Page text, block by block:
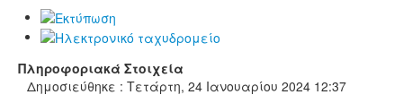
Πληροφοριακά Στοιχεία
Δημοσιεύθηκε : Τετάρτη, 24 Ιανουαρίου 2024 12:37